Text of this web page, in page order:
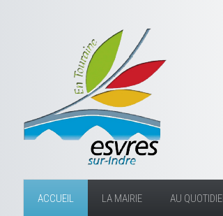
ACCUEIL LA MAIRIE AU